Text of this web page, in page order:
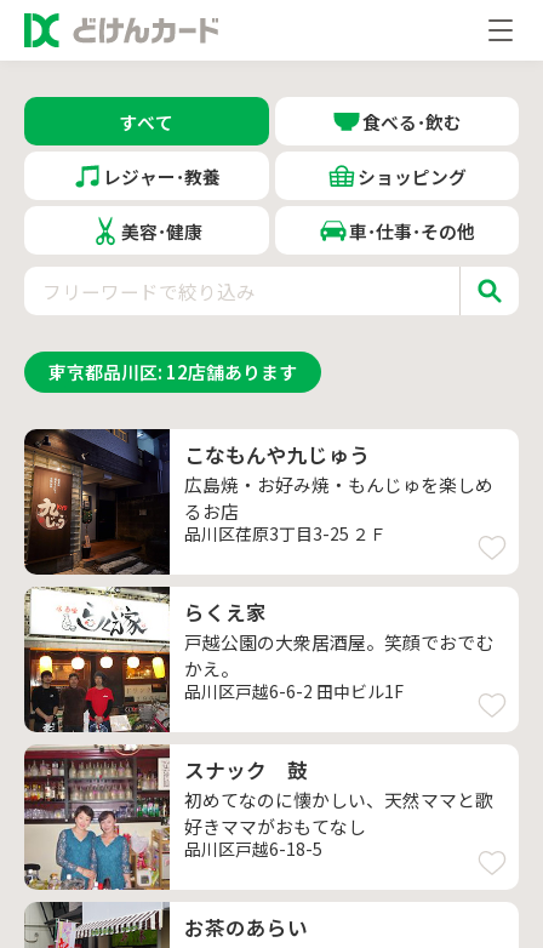
すべて 食べる･飲む
レジャー･教養 ショッピング
美容･健康 車･仕事･その他
東京都品川区: 12店舗あります
こなもんや九じゅう
広島焼・お好み焼・もんじゅを楽しめ
るお店
品川区荏原3丁目3-25 ２Ｆ
らくえ家
戸越公園の大衆居酒屋。笑顔でおでむ
かえ。
品川区戸越6-6-2 田中ビル1F
スナック 鼓
初めてなのに懐かしい、天然ママと歌
好きママがおもてなし
品川区戸越6-18-5
お茶のあらい